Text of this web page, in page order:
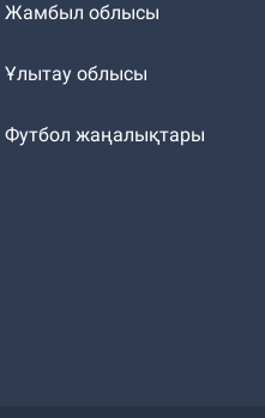
Жамбыл облысы
Ұлытау облысы
Футбол жаңалықтары